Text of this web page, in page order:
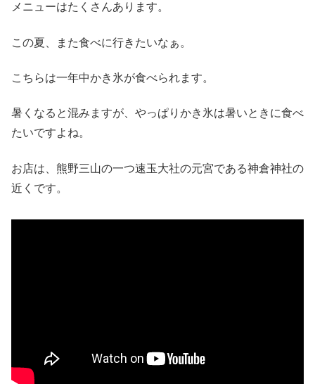
メニューはたくさんあります。
この夏、また食べに行きたいなぁ。
こちらは一年中かき氷が食べられます。
暑くなると混みますが、やっぱりかき氷は暑いときに食べ
たいですよね。
お店は、熊野三山の一つ速玉大社の元宮である神倉神社の
近くです。